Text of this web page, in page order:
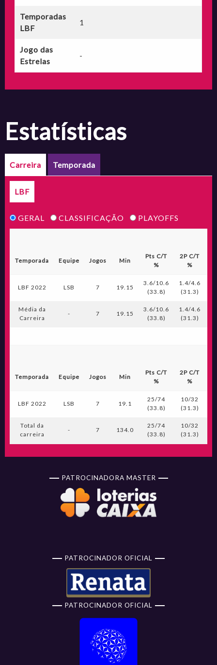
Temporadas
LBF
1
Jogo das
Estrelas
-
estatísticas
Carreira Temporada
LBF
GERAL CLASSIFICAÇÃO PLAYOFFS
Temporada Equipe Jogos Min
Pts C/T
%
2P C/T
%
LBF 2022 LSB 7 19.15
3.6/10.6
(33.8)
1.4/4.6
(31.3)
Média da
Carreira
- 7 19.15
3.6/10.6
(33.8)
1.4/4.6
(31.3)
Temporada Equipe Jogos Min
Pts C/T
%
2P C/T
%
LBF 2022 LSB 7 19.1
25/74
(33.8)
10/32
(31.3)
Total da
carreira
- 7 134.0
25/74
(33.8)
10/32
(31.3)
PATROCINADORA MASTER
PATROCINADOR OFICIAL
PATROCINADOR OFICIAL